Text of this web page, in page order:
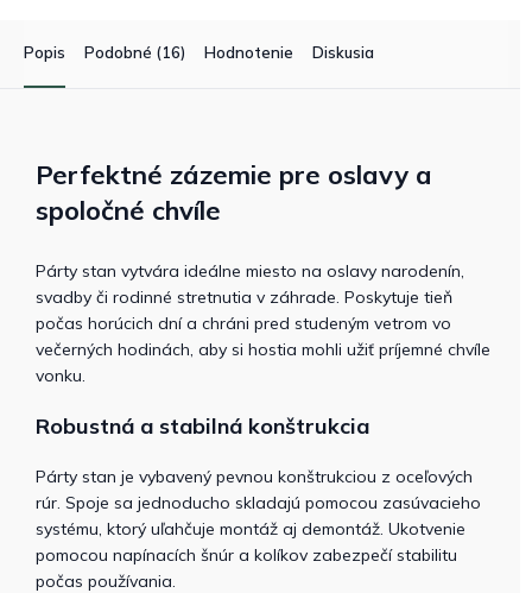
Popis Podobné (16) Hodnotenie Diskusia
Perfektné zázemie pre oslavy a
spoločné chvíle
Párty stan vytvára ideálne miesto na oslavy narodenín,
svadby či rodinné stretnutia v záhrade. Poskytuje tieň
počas horúcich dní a chráni pred studeným vetrom vo
večerných hodinách, aby si hostia mohli užiť príjemné chvíle
vonku.
Robustná a stabilná konštrukcia
Párty stan je vybavený pevnou konštrukciou z oceľových
rúr. Spoje sa jednoducho skladajú pomocou zasúvacieho
systému, ktorý uľahčuje montáž aj demontáž. Ukotvenie
pomocou napínacích šnúr a kolíkov zabezpečí stabilitu
počas používania.